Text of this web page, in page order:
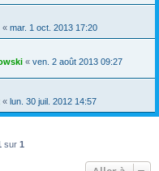
« mar. 1 oct. 2013 17:20
« ven. 2 août 2013 09:27
« lun. 30 juil. 2012 14:57
sur 1